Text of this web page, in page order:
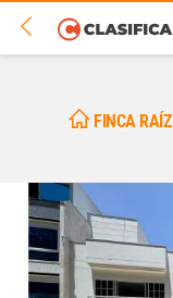
FINCA RAÍZ